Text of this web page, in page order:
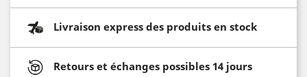
Livraison express des produits en stock
Retours et échanges possibles 14 jours